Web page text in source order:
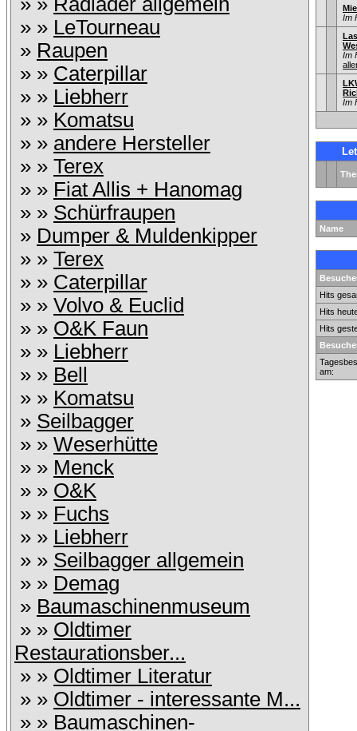
» » LeTourneau
» Raupen
» » Caterpillar
» » Liebherr
» » Komatsu
» » andere Hersteller
» » Terex
» » Fiat Allis + Hanomag
» » Schürfraupen
» Dumper & Muldenkipper
» » Terex
» » Caterpillar
» » Volvo & Euclid
» » O&K Faun
» » Liebherr
» » Bell
» » Komatsu
» Seilbagger
» » Weserhütte
» » Menck
» » O&K
» » Fuchs
» » Liebherr
» » Seilbagger allgemein
» » Demag
» Baumaschinenmuseum
» » Oldtimer
Restaurationsber...
» » Oldtimer Literatur
» » Oldtimer - interessante M...
» » Baumaschinen-
Im
Im
Im
Name
Hits
Hits
Hits
am: